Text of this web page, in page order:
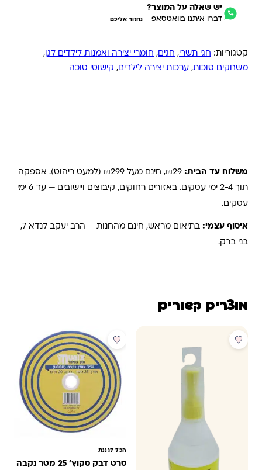
יש שאלה על המוצר?
דברו איתנו בוואטסאפ נחזור אליכם
קטגוריות: חגי תשרי, חגים, חומרי יצירה ואמנות לילדים לגן ,
משחקים סוכות, ערכות יצירה לילדים, קישוטי סוכה
משלוח עד הבית: ₪29, חינם מעל ₪299 (למעט ריהוט). אספקה
תוך 2-4 ימי עסקים. באזורים רחוקים, קיבוצים ויישובים — עד 6 ימי
עסקים.
איסוף עצמי: בתיאום מראש, חינם מהחנות — הרב יעקב לנדא 7,
בני ברק.
מוצרים קשורים
מבצע מבצע
הכל לגננת
סרט דבק סקוץ' 25 מטר נקבה